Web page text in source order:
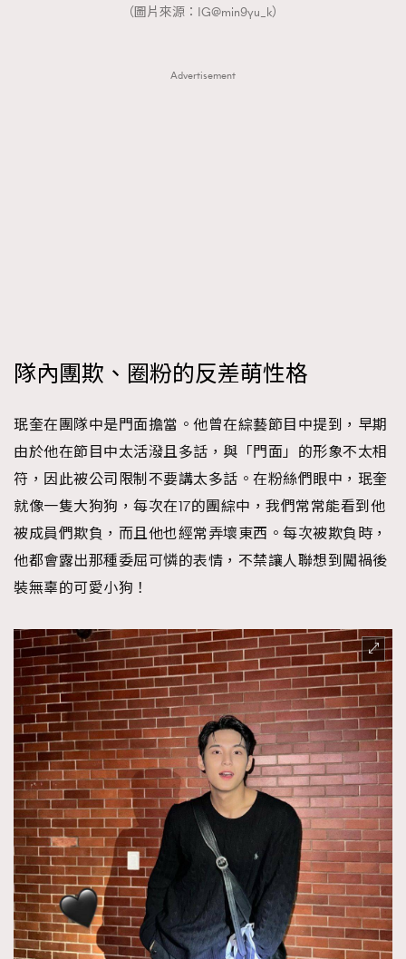
TRENDING
AFrenchMind
DressLikeAParisienne
EmpowerF
FashionWeek FigaroAesthetic
（圖片來源：IG@min9yu_k）
Advertisement
隊內團欺、圈粉的反差萌性格
珉奎在團隊中是門面擔當。他曾在綜藝節目中提到，早期
由於他在節目中太活潑且多話，與「門面」的形象不太相
符，因此被公司限制不要講太多話。在粉絲們眼中，珉奎
就像一隻大狗狗，每次在17的團綜中，我們常常能看到他
被成員們欺負，而且他也經常弄壞東西。每次被欺負時，
他都會露出那種委屈可憐的表情，不禁讓人聯想到闖禍後
裝無辜的可愛小狗！